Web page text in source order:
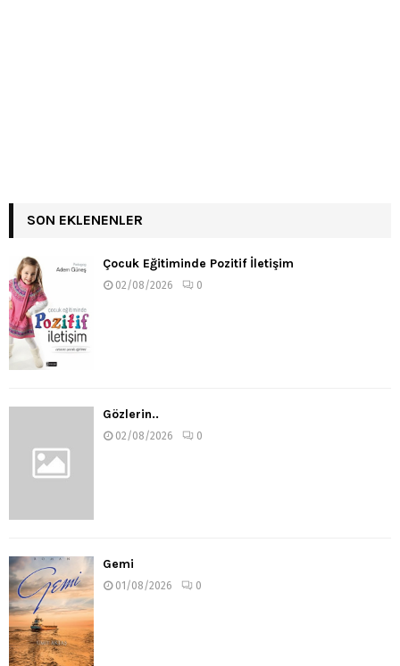
SON EKLENENLER
Çocuk Eğitiminde Pozitif İletişim
02/08/2026 0
Gözlerin..
02/08/2026 0
Gemi
01/08/2026 0